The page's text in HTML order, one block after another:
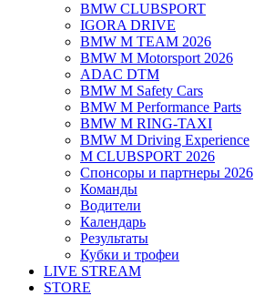
BMW CLUBSPORT
IGORA DRIVE
BMW M TEAM 2026
BMW M Motorsport 2026
ADAC DTM
BMW M Safety Cars
BMW M Performance Parts
BMW M RING-TAXI
BMW M Driving Experience
M CLUBSPORT 2026
Спонсоры и партнеры 2026
Команды
Водители
Календарь
Результаты
Кубки и трофеи
LIVE STREAM
STORE